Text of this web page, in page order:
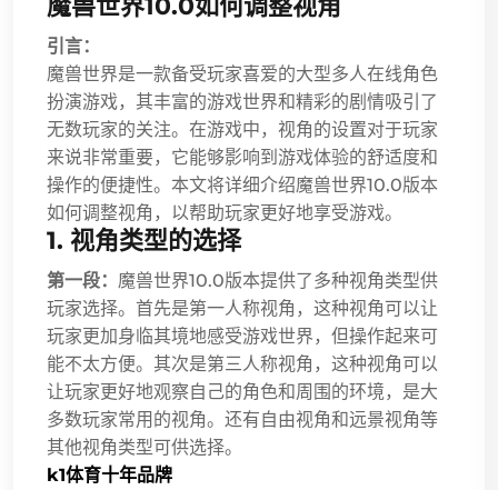
魔兽世界10.0如何调整视角
引言：
魔兽世界是一款备受玩家喜爱的大型多人在线角色
扮演游戏，其丰富的游戏世界和精彩的剧情吸引了
无数玩家的关注。在游戏中，视角的设置对于玩家
来说非常重要，它能够影响到游戏体验的舒适度和
操作的便捷性。本文将详细介绍魔兽世界10.0版本
如何调整视角，以帮助玩家更好地享受游戏。
1. 视角类型的选择
第一段： 魔兽世界10.0版本提供了多种视角类型供
玩家选择。首先是第一人称视角，这种视角可以让
玩家更加身临其境地感受游戏世界，但操作起来可
能不太方便。其次是第三人称视角，这种视角可以
让玩家更好地观察自己的角色和周围的环境，是大
多数玩家常用的视角。还有自由视角和远景视角等
其他视角类型可供选择。
k1体育十年品牌